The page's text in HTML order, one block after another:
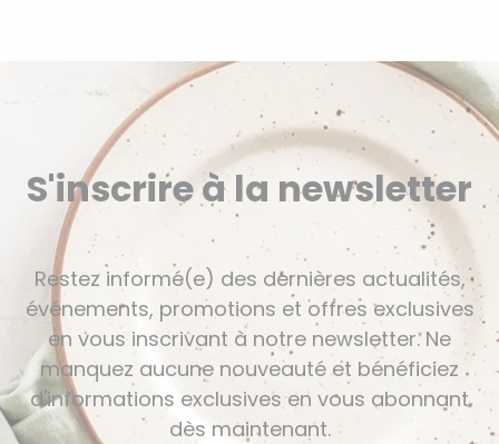
S'inscrire à la newsletter
Restez informé(e) des dernières actualités,
événements, promotions et offres exclusives
en vous inscrivant à notre newsletter. Ne
manquez aucune nouveauté et bénéficiez
d'informations exclusives en vous abonnant
dès maintenant.